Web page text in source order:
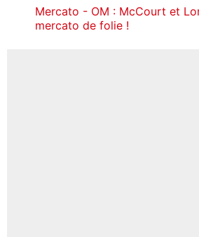
Mercato - OM : McCourt et
mercato de folie !